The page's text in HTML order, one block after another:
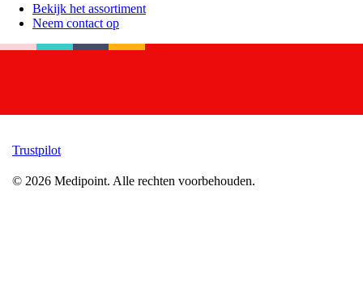
Bekijk het assortiment
Neem contact op
Trustpilot
© 2026 Medipoint. Alle rechten voorbehouden.